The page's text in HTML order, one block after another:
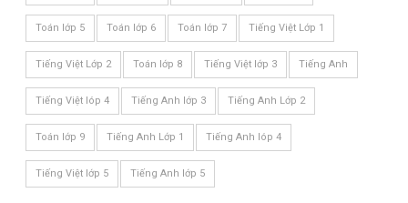
Toán lớp 5 Toán lớp 6 Toán lớp 7 Tiếng Việt Lớp 1
Tiếng Việt Lớp 2 Toán lớp 8 Tiếng Việt lớp 3 Tiếng Anh
Tiếng Việt lóp 4 Tiếng Anh lớp 3 Tiếng Anh Lớp 2
Toán lớp 9 Tiếng Anh Lớp 1 Tiếng Anh lóp 4
Tiếng Việt lớp 5 Tiếng Anh lớp 5